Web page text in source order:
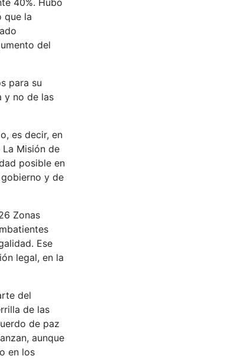
que la
del
para su
y no de las
es decir, en
Misión de
posible en
y de
Zonas
Ese
legal, en la
del
de las
de paz
aunque
en los